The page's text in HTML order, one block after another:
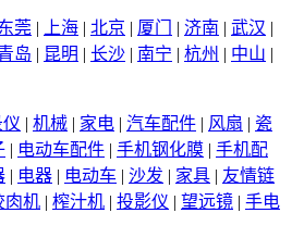
莞 | 上海 | 北京 | 厦门 | 济南 | 武汉 |
岛 | 昆明 | 长沙 | 南宁 | 杭州 | 中山 |
| 机械 | 家电 | 汽车配件 | 风扇 | 瓷
| 电动车配件 | 手机钢化膜 | 手机配
| 电器 | 电动车 | 沙发 | 家具 | 友情链
肉机 | 榨汁机 | 投影仪 | 望远镜 | 手电